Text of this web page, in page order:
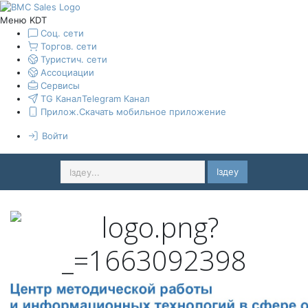
Меню KDT
Соц. сети
Торгов. сети
Туристич. сети
Ассоциации
Сервисы
TG КаналTelegram Канал
Прилож.Скачать мобильное приложение
Войти
Іздеу